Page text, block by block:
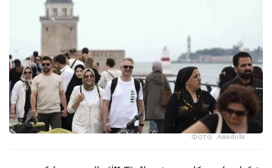
Фото: Anadolu